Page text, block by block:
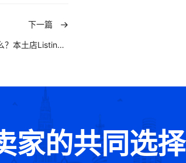
下一篇
美客多Catalog目录链接是什么？本土店Listing免费上首页工具详解
的共同选择